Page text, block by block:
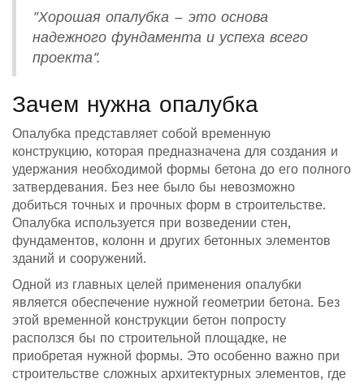
"Хорошая опалубка – это основа
надежного фундамента и успеха всего
проекта".
Зачем нужна опалубка
Опалубка представляет собой временную
конструкцию, которая предназначена для создания и
удержания необходимой формы бетона до его полного
затвердевания. Без нее было бы невозможно
добиться точных и прочных форм в строительстве.
Опалубка используется при возведении стен,
фундаментов, колонн и других бетонных элементов
зданий и сооружений.
Одной из главных целей применения опалубки
является обеспечение нужной геометрии бетона. Без
этой временной конструкции бетон попросту
расползся бы по строительной площадке, не
приобретая нужной формы. Это особенно важно при
строительстве сложных архитектурных элементов, где